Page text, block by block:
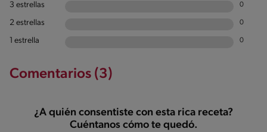
3 estrellas 0
2 estrellas 0
1 estrella 0
Comentarios (3)
¿A quién consentiste con esta rica receta?
Cuéntanos cómo te quedó.